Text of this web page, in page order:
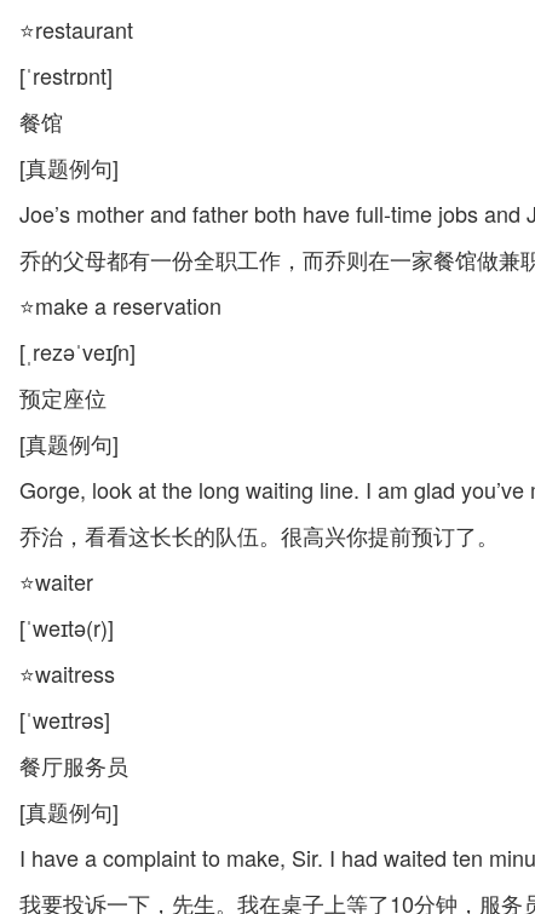
⭐restaurant
[ˈrestrɒnt]
餐馆
[真题例句]
Joe’s mother and father both have full-time jobs
乔的父母都有一份全职工作，而乔则在一家餐馆做兼
⭐make a reservation
[ˌrezəˈveɪʃn]
预定座位
[真题例句]
Gorge, look at the long waiting line. I am glad
乔治，看看这长长的队伍。很高兴你提前预订了。
⭐waiter
[ˈweɪtə(r)]
⭐waitress
[ˈweɪtrəs]
餐厅服务员
[真题例句]
I have a complaint to make, Sir. I had waited ten
我要投诉一下，先生。我在桌子上等了10分钟，服务